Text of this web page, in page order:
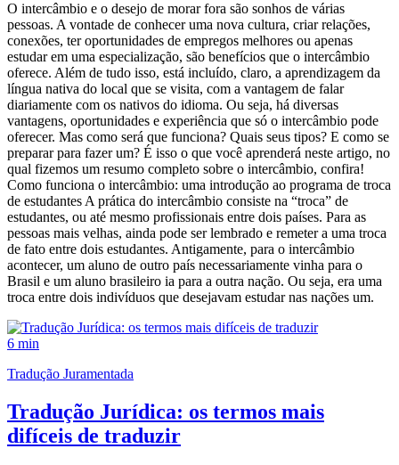
O intercâmbio e o desejo de morar fora são sonhos de várias
pessoas. A vontade de conhecer uma nova cultura, criar relações,
conexões, ter oportunidades de empregos melhores ou apenas
estudar em uma especialização, são benefícios que o intercâmbio
oferece. Além de tudo isso, está incluído, claro, a aprendizagem da
língua nativa do local que se visita, com a vantagem de falar
diariamente com os nativos do idioma. Ou seja, há diversas
vantagens, oportunidades e experiência que só o intercâmbio pode
oferecer. Mas como será que funciona? Quais seus tipos? E como se
preparar para fazer um? É isso o que você aprenderá neste artigo, no
qual fizemos um resumo completo sobre o intercâmbio, confira!
Como funciona o intercâmbio: uma introdução ao programa de troca
de estudantes A prática do intercâmbio consiste na “troca” de
estudantes, ou até mesmo profissionais entre dois países. Para as
pessoas mais velhas, ainda pode ser lembrado e remeter a uma troca
de fato entre dois estudantes. Antigamente, para o intercâmbio
acontecer, um aluno de outro país necessariamente vinha para o
Brasil e um aluno brasileiro ia para a outra nação. Ou seja, era uma
troca entre dois indivíduos que desejavam estudar nas nações um.
6 min
Tradução Juramentada
Tradução Jurídica: os termos mais
difíceis de traduzir